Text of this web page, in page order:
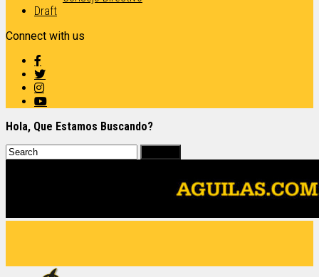
Draft
Connect with us
Hola, Que Estamos Buscando?